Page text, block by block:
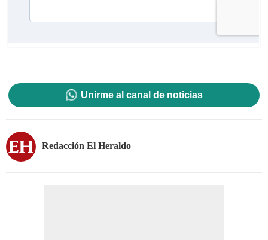
Unirme al canal de noticias
Redacción El Heraldo